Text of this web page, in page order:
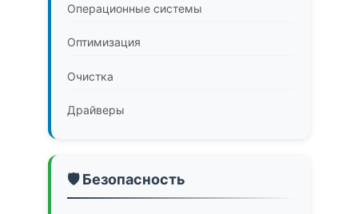
Операционные системы
Оптимизация
Очистка
Драйверы
🛡️ Безопасность